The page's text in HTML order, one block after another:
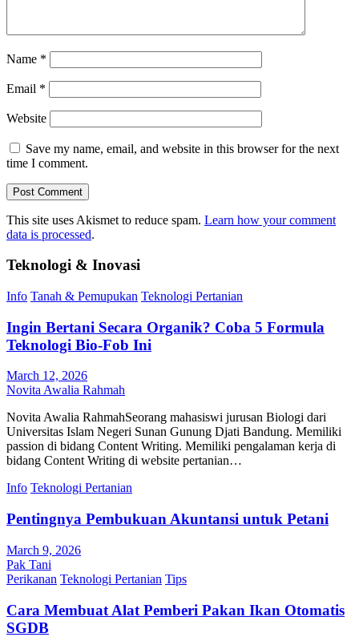
Name *
Email *
Website
Save my name, email, and website in this browser for the next
time I comment.
This site uses Akismet to reduce spam. Learn how your comment
data is processed.
Teknologi & Inovasi
Info Tanah & Pemupukan Teknologi Pertanian
Ingin Bertani Secara Organik? Coba 5 Formula
Teknologi Bio-Fob Ini
March 12, 2026
Novita Awalia Rahmah
Novita Awalia RahmahSeorang mahasiswi jurusan Biologi dari
Universitas Islam Negeri Sunan Gunung Djati Bandung. Memiliki
passion di bidang Content Writing. Memiliki pengalaman kerja di
bidang Content Writing di website pertanian…
Info Teknologi Pertanian
Pentingnya Pembukuan Akuntansi untuk Petani
March 9, 2026
Pak Tani
Perikanan Teknologi Pertanian Tips
Cara Membuat Alat Pemberi Pakan Ikan Otomatis
SGDB